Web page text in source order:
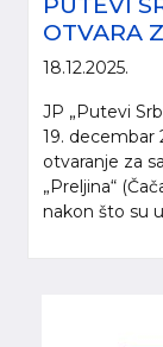
OTVARA
18.12.2025.
JP „Putevi
19. decembar
otvaranje za
„Preljina“
nakon što su